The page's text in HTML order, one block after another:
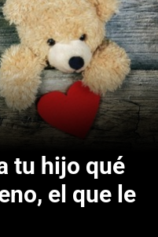
tu hijo qué
el que le